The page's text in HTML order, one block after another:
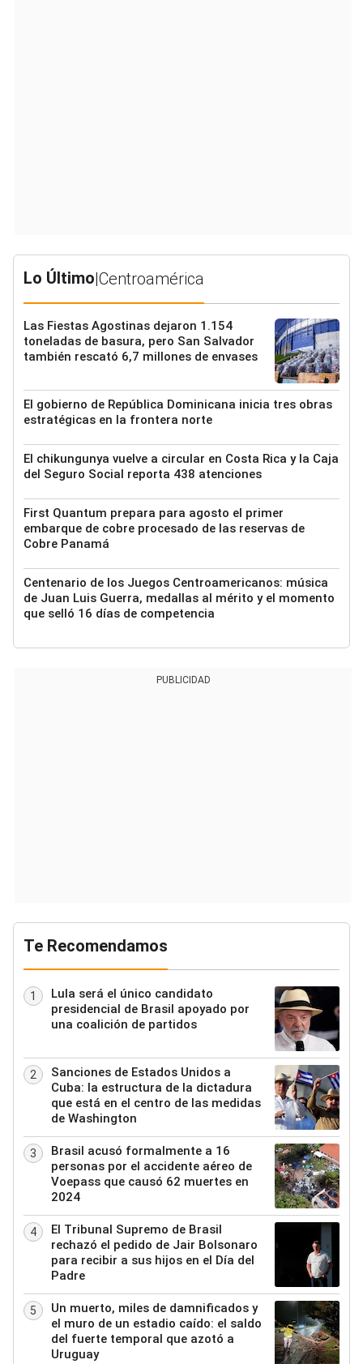
Lo Último|Centroamérica
Las Fiestas Agostinas dejaron 1.154
toneladas de basura, pero San Salvador
también rescató 6,7 millones de envases
El gobierno de República Dominicana inicia tres obras
estratégicas en la frontera norte
El chikungunya vuelve a circular en Costa Rica y la Caja
del Seguro Social reporta 438 atenciones
First Quantum prepara para agosto el primer
embarque de cobre procesado de las reservas de
Cobre Panamá
Centenario de los Juegos Centroamericanos: música
de Juan Luis Guerra, medallas al mérito y el momento
que selló 16 días de competencia
PUBLICIDAD
Te Recomendamos
1
Lula será el único candidato
presidencial de Brasil apoyado por
una coalición de partidos
2
Sanciones de Estados Unidos a
Cuba: la estructura de la dictadura
que está en el centro de las medidas
de Washington
3
Brasil acusó formalmente a 16
personas por el accidente aéreo de
Voepass que causó 62 muertes en
2024
4
El Tribunal Supremo de Brasil
rechazó el pedido de Jair Bolsonaro
para recibir a sus hijos en el Día del
Padre
5
Un muerto, miles de damnificados y
el muro de un estadio caído: el saldo
del fuerte temporal que azotó a
Uruguay